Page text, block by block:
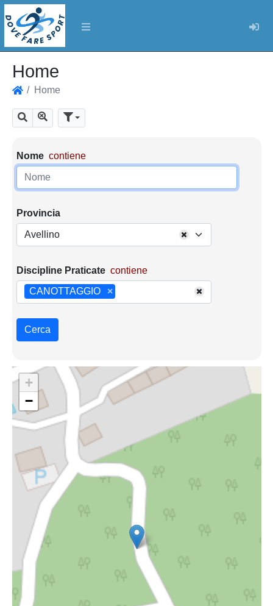
Home
Home
Cerca Mostra tutti i risultati
Parametri di ricerca
Nome contiene
Provincia
Avellino
Discipline Praticate contiene
×
CANOTTAGGIO
Cerca
+
−